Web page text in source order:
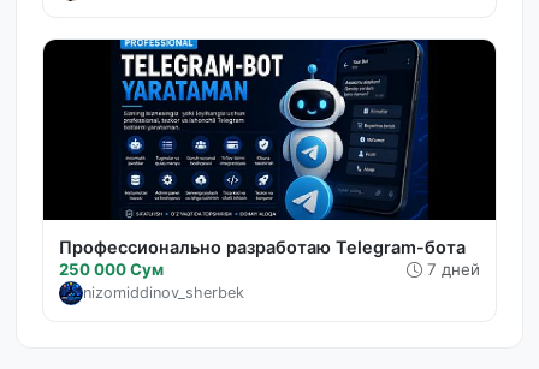
Профессионально разработаю Telegram-бота
250 000 Сум 7 дней
nizomiddinov_sherbek